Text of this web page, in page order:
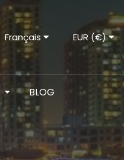
Français EUR (€)
BLOG